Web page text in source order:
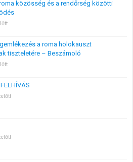
közösség és a rendőrség közötti
a roma holokauszt
tiszteletére – Beszámoló